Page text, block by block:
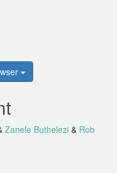
Zanele Buthelezi & Rob